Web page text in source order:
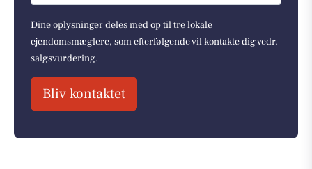
Dine oplysninger deles med op til tre lokale
ejendomsmæglere, som efterfølgende vil kontakte dig vedr.
salgsvurdering.
Bliv kontaktet